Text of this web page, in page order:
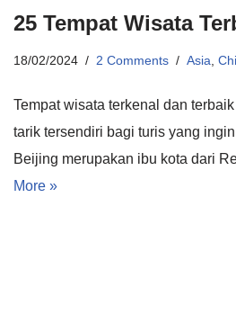
25 Tempat Wisata
18/02/2024 2 Comments Asia
Tempat wisata terkenal dan
tarik tersendiri bagi turis yang
Beijing merupakan ibu kota dari
More »